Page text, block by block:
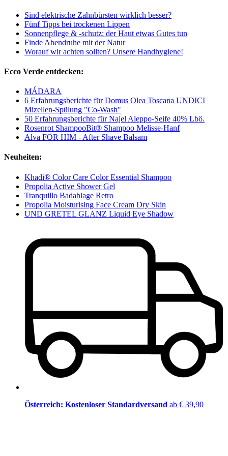
Sind elektrische Zahnbürsten wirklich besser?
Fünf Tipps bei trockenen Lippen
Sonnenpflege & -schutz: der Haut etwas Gutes tun
Finde Abendruhe mit der Natur
Worauf wir achten sollten? Unsere Handhygiene!
Ecco Verde entdecken:
MÁDARA
6 Erfahrungsberichte für Domus Olea Toscana UNDICI
Mizellen-Spülung "Co-Wash"
50 Erfahrungsberichte für Najel Aleppo-Seife 40% Lbö.
Rosenrot ShampooBit® Shampoo Melisse-Hanf
Alva FOR HIM - After Shave Balsam
Neuheiten:
Khadi® Color Care Color Essential Shampoo
Propolia Active Shower Gel
Tranquillo Badablage Retro
Propolia Moisturising Face Cream Dry Skin
UND GRETEL GLANZ Liquid Eye Shadow
Österreich: Kostenloser Standardversand ab € 39,90